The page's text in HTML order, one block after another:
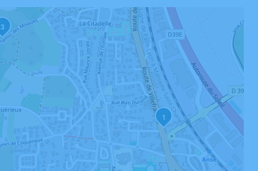
1
3